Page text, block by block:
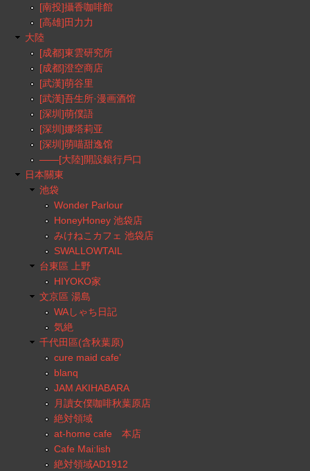
[南投]攝香咖啡館
[高雄]田力力
大陸
[成都]東雲研究所
[成都]澄空商店
[武漢]萌谷里
[武漢]吾生所·漫画酒馆
[深圳]萌僕語
[深圳]娜塔莉亚
[深圳]萌喵甜逸馆
——[大陸]開設銀行戶口
日本關東
池袋
Wonder Parlour
HoneyHoney 池袋店
みけねこカフェ 池袋店
SWALLOWTAIL
台東區 上野
HIYOKO家
文京區 湯島
WAしゃち日記
気絶
千代田區(含秋葉原)
cure maid cafe’
blanq
JAM AKIHABARA
月讀女僕咖啡秋葉原店
絶対領域
at-home cafe 本店
Cafe Mai:lish
絶対領域AD1912